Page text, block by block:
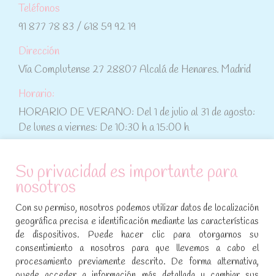
Teléfonos
91 877 78 83 / 618 59 92 19
Dirección
Vía Complutense 27 28807 Alcalá de Henares. Madrid
Horario:
HORARIO DE VERANO: Del 1 de julio al 31 de agosto:
De lunes a viernes: De 10:30 h a 15:00 h
ATENCIÓN AL CLIENTE
Condiciones de compra
Aviso legal y política de privacidad
Política de cookies
Su privacidad es importante para
nosotros
Con su permiso, nosotros podemos utilizar datos de localización
geográfica precisa e identificación mediante las características
de dispositivos. Puede hacer clic para otorgarnos su
consentimiento a nosotros para que llevemos a cabo el
procesamiento previamente descrito. De forma alternativa,